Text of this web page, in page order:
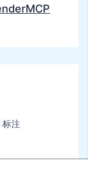
标注